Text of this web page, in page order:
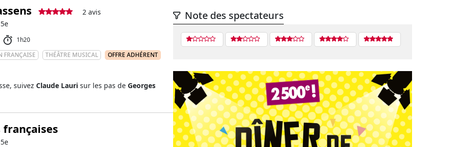
2 avis
1h20
FRANÇAISE THÉÂTRE MUSICAL
OFFRE ADHÉRENT
suivez Claude Lauri sur les pas de Georges
françaises
Note des spectateurs